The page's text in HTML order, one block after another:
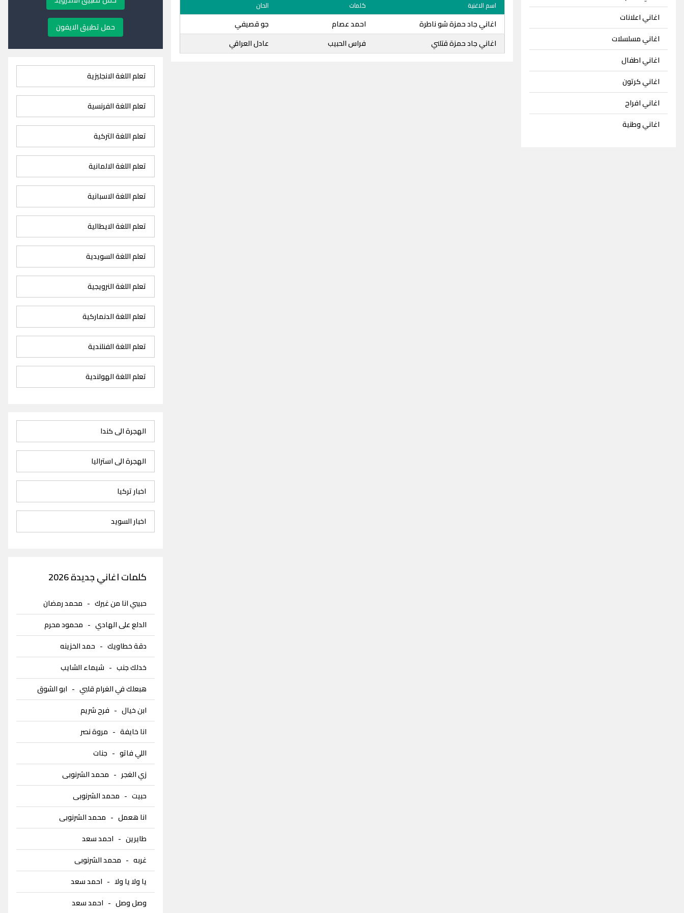
اغاني اعلانات
اغاني مسلسلات
اغاني اطفال
اغاني كرتون
اغاني افراح
اغاني وطنية
اسم الاغنية كلمات الحان
اغاني جاد حمزة شو ناطرة احمد عصام
جو قصيفي
اغاني جاد حمزة قتلني
فراس الحبيب عادل العراقي
حمل تطبيق الايفون
تعلم اللغة الانجليزية
تعلم اللغة الفرنسية
تعلم اللغة التركية
تعلم اللغة الالمانية
تعلم اللغة الاسبانية
تعلم اللغة الايطالية
تعلم اللغة السويدية
تعلم اللغة النرويجية
تعلم اللغة الدنماركية
تعلم اللغة الفنلندية
تعلم اللغة الهولندية
الهجرة الى كندا
الهجرة الى استراليا
اخبار تركيا
اخبار السويد
كلمات اغاني جديدة 2026
حبيبي انا من غيرك- محمد رمضان
الدلع على الهادي- محمود محرم
دقة خطاويك- حمد الخزينه
خدلك جنب- شيماء الشايب
هبعلك في الغرام قلبي- ابو الشوق
ابن خيال- فرح شريم
انا خايفة- مروة نصر
اللي فاتو- جنات
زي الغجر - محمد الشرنوبى
حبيت- محمد الشرنوبى
انا هعمل- محمد الشرنوبى
طايرين- احمد سعد
غربه- محمد الشرنوبى
يا ولا يا ولا- احمد سعد
وصل وصل- احمد سعد